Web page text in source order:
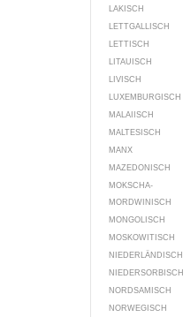
LAKISCH
LETTGALLISCH
LETTISCH
LITAUISCH
LIVISCH
LUXEMBURGISCH
MALAIISCH
MALTESISCH
MANX
MAZEDONISCH
MOKSCHA-
MORDWINISCH
MONGOLISCH
MOSKOWITISCH
NIEDERLÄNDISCH
NIEDERSORBISCH
NORDSAMISCH
NORWEGISCH